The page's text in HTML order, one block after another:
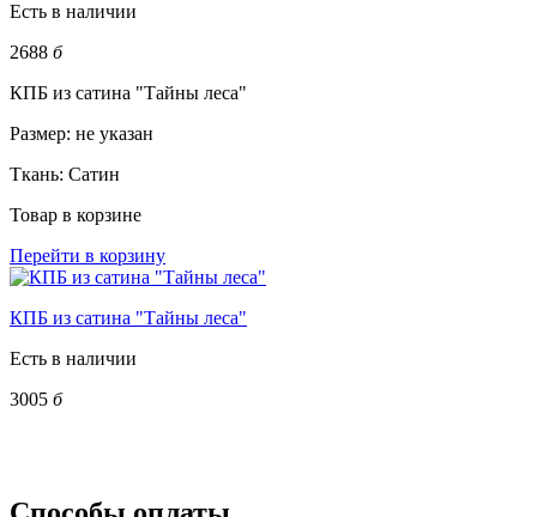
Есть в наличии
2688 б
КПБ из сатина "Тайны леса"
Размер: не указан
Ткань: Сатин
Товар в корзине
Перейти в корзину
КПБ из сатина "Тайны леса"
Есть в наличии
3005 б